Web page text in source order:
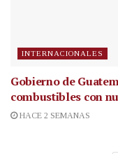
INTERNACIONALES
Gobierno de
combustibles con
HACE 2 SEMANAS